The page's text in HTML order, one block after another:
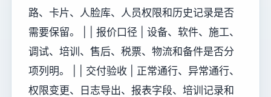
路、卡片、人脸库、人员权限和历史记录是否
需要保留。 | | 报价口径 | 设备、软件、施工、
调试、培训、售后、税票、物流和备件是否分
项列明。 | | 交付验收 | 正常通行、异常通行、
权限变更、日志导出、报表字段、培训记录和